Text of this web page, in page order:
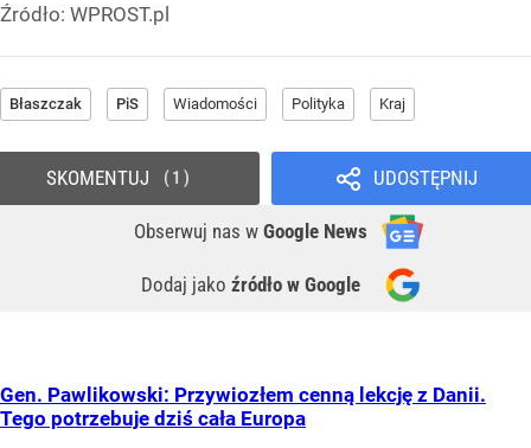
Źródło: WPROST.pl
Błaszczak PiS Wiadomości Polityka Kraj
UDOSTĘPNIJ
Obserwuj nas w Google News
Dodaj jako źródło w Google
SKOMENTUJ 1
Gen. Pawlikowski: Przywiozłem cenną lekcję z Danii.
Tego potrzebuje dziś cała Europa